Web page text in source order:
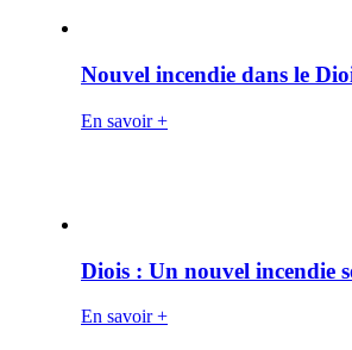
Nouvel incendie dans le
En savoir +
Diois : Un nouvel incendie
En savoir +